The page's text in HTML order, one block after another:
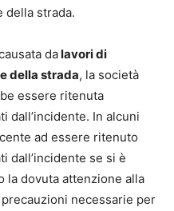
della strada.
dalavori di
della strada, la società
essere ritenuta
dall’incidente. In alcuni
ad essere ritenuto
dall’incidente se si è
la dovuta attenzione alla
necessarie per